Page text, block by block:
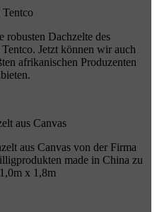
Tentco
robusten Dachzelte des
Jetzt können wir auch
afrikanischen Produzenten
aus Canvas
aus Canvas von der Firma
made in China zu
x 1,8m